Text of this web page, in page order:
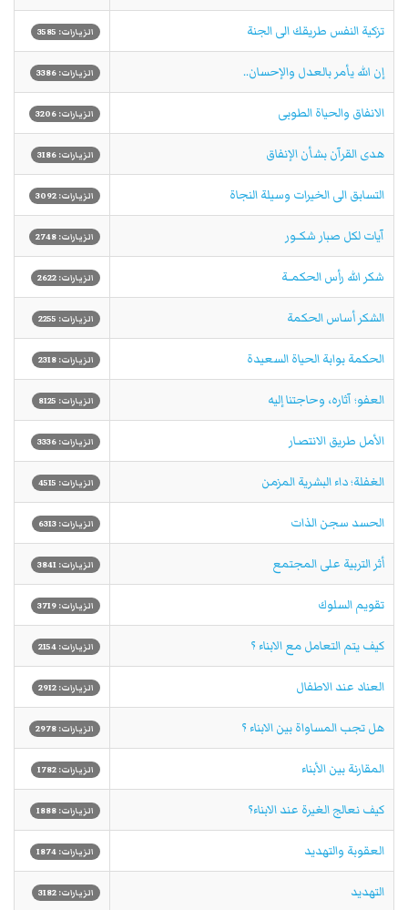
تزكية النفس طريقك الى الجنة الزيارات: 3585
إن الله يأمر بالعدل والإحسان.. الزيارات: 3386
الانفاق والحياة الطوبى الزيارات: 3206
هدى القرآن بشأن الإنفاق الزيارات: 3186
التسابق الى الخيرات وسيلة النجاة الزيارات: 3092
آيات لكل صبار شكــور الزيارات: 2748
شكر الله رأس الحكمــة الزيارات: 2622
الشكر أساس الحكمة الزيارات: 2255
الحكمة بوابة الحياة السعيدة الزيارات: 2318
العفو؛ آثاره، وحاجتنا إليه الزيارات: 8125
الأمل طريق الانتصـار الزيارات: 3336
الغفلة؛ داء البشرية المزمن الزيارات: 4515
الحسد سجن الذات الزيارات: 6313
أثر التربية على المجتمع الزيارات: 3841
تقويم السلوك الزيارات: 3719
كيف يتم التعامل مع الابناء ؟ الزيارات: 2154
العناد عند الاطفال الزيارات: 2912
هل تجب المساواة بين الابناء ؟ الزيارات: 2978
المقارنة بين الأبناء الزيارات: 1782
كيف نعالج الغيرة عند الابناء؟ الزيارات: 1888
العقوبة والتهديد الزيارات: 1874
التهديد الزيارات: 3182